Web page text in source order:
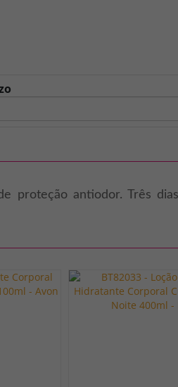
proteção antiodor. Três